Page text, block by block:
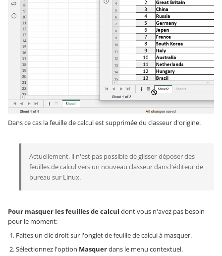
Dans ce cas la feuille de calcul est supprimée du classeur d'origine.
Actuellement, il n'est pas possible de glisser-déposer des
feuilles de calcul vers un nouveau classeur dans l'éditeur de
bureau sur Linux.
Pour masquer les feuilles de calcul dont vous n'avez pas besoin
pour le moment:
Faites un clic droit sur l'onglet de feuille de calcul à masquer.
Sélectionnez l'option Masquerdans le menu contextuel.